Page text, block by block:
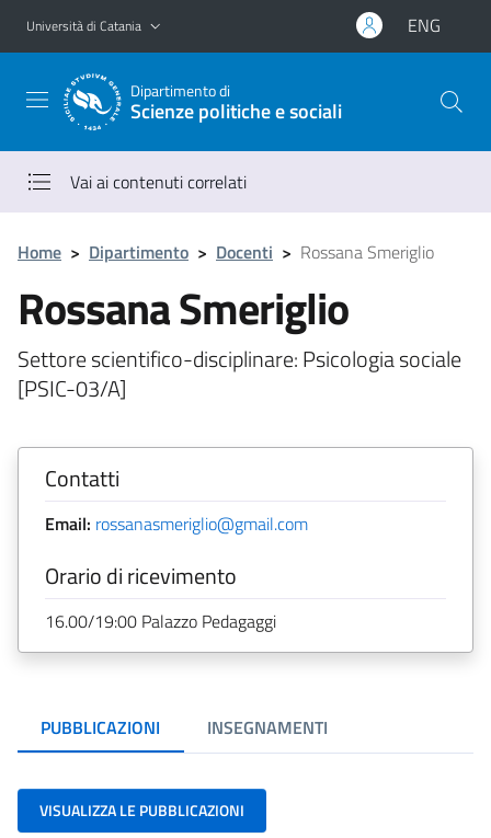
Vai al contenuto principale
Vai al menu di navigazione
Università di Catania ENG
Dipartimento di
Scienze politiche e sociali
Vai ai contenuti correlati
Home > Dipartimento > Docenti > Rossana Smeriglio
Rossana Smeriglio
Settore scientifico-disciplinare: Psicologia sociale
[PSIC-03/A]
Contatti
Email: rossanasmeriglio@gmail.com
Orario di ricevimento
16.00/19:00 Palazzo Pedagaggi
PUBBLICAZIONI INSEGNAMENTI
VISUALIZZA LE PUBBLICAZIONI